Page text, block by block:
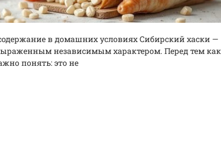
в домашних условиях Сибирский хаски —
независимым характером. Перед тем как
понять: это не